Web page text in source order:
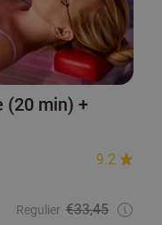
(20 min) +
9.2
Regulier €33,45